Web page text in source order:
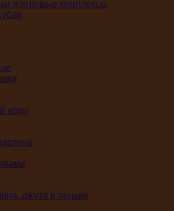
и игровые комплексы
игры
джута и пеньки